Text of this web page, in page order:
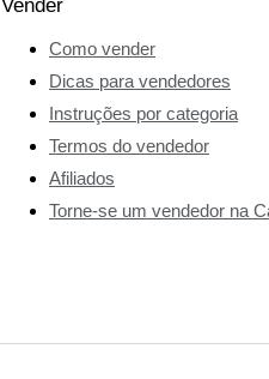
Vender
Como vender
Dicas para vendedores
Instruções por categoria
Termos do vendedor
Afiliados
Torne-se um vendedor na